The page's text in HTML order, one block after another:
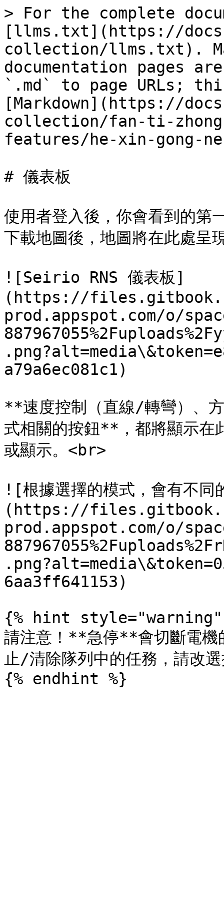
> For the complete
[llms.txt](https://
collection/llms.txt).
documentation pages
`.md` to page URLs;
[Markdown](https://
collection/fan-ti-
features/he-xin-gong-
# 儀表板
使用者登入後，你會看到的第
下載地圖後，地圖將在此處呈
![Seirio RNS 儀表板]
(https://
prod.appspot.com/o/
a79a6ec081c1)
**速度控制（直線/轉彎）、
式相關的按鈕**，都將顯示在
或顯示。<br>
![根據選擇的模式，會有不同
(https://
prod.appspot.com/o/
6aa3ff641153)
{% hint style="warning"
請注意！**急停**會切斷電機
止/清除隊列中的任務，請改